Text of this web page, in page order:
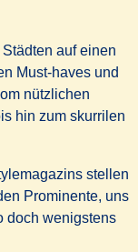
auf einen
Must-haves und
nützlichen
hin zum skurrilen
stellen
Prominente, uns
doch wenigstens